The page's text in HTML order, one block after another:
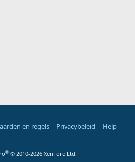
en regels Privacybeleid
Help
® © 2010-2026 XenForo Ltd.